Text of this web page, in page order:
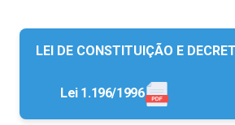
LEI DE CONSTITUIÇÃO E
Lei 1.196/1996